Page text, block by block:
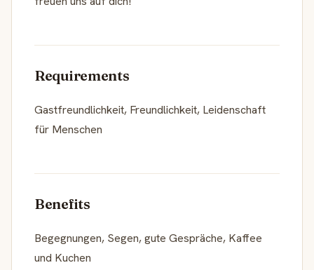
Requirements
Gastfreundlichkeit, Freundlichkeit, Leidenschaft
für Menschen
Benefits
Begegnungen, Segen, gute Gespräche, Kaffee
und Kuchen